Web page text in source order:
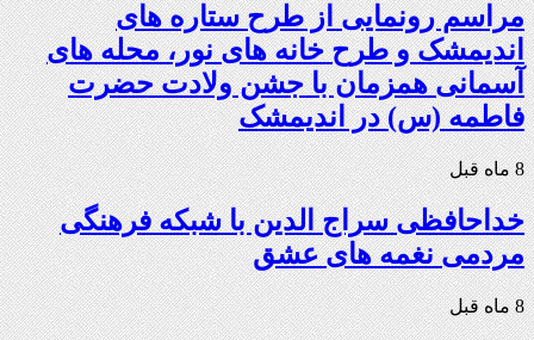
مراسم رونمایی از طرح ستاره های
اندیمشک و طرح خانه های نور، محله های
آسمانی همزمان با جشن ولادت حضرت
فاطمه (س) در اندیمشک
8 ماه قبل
خداحافظی سراج الدین با شبکه فرهنگی
مردمی نغمه های عشق
8 ماه قبل